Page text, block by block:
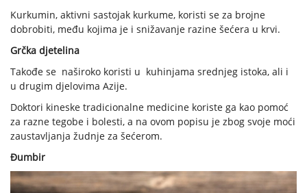
Kurkumin, aktivni sastojak kurkume, koristi se za brojne
dobrobiti, među kojima je i snižavanje razine šećera u krvi.
Grčka djetelina
Takođe se naširoko koristi u kuhinjama srednjeg istoka, ali i
u drugim djelovima Azije.
Doktori kineske tradicionalne medicine koriste ga kao pomoć
za razne tegobe i bolesti, a na ovom popisu je zbog svoje moći
zaustavljanja žudnje za šećerom.
Đumbir